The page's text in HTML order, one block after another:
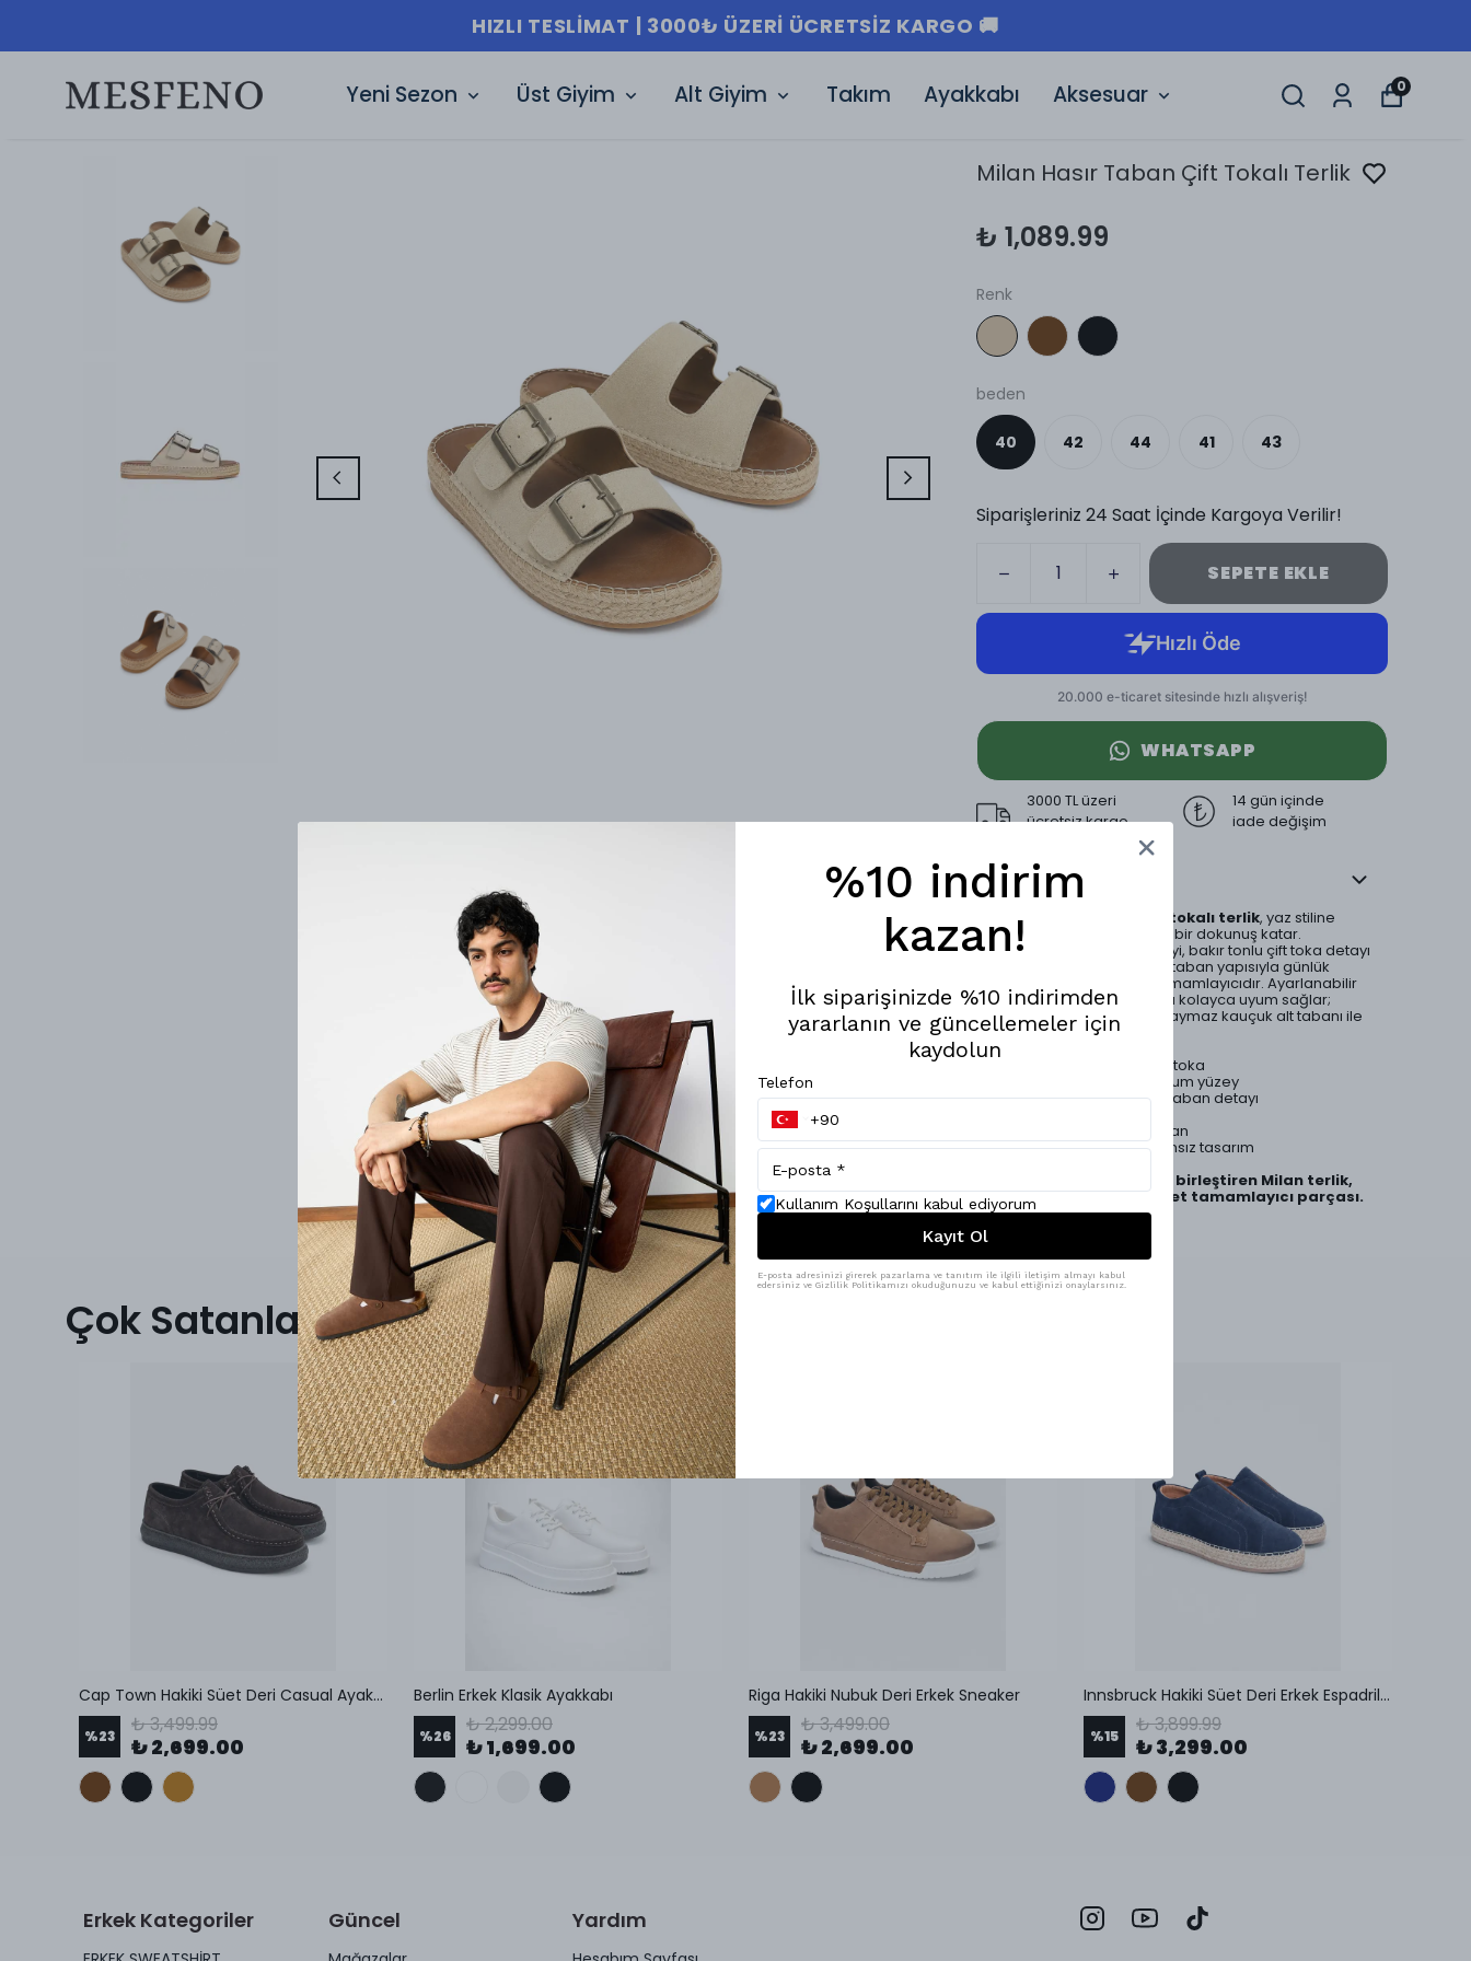
HIZLI TESLIMAT | 3000₺ ÜZERI ÜCRETSIZ KARGO 🚚
Yeni Sezon Üst Giyim Alt Giyim Takım Ayakkabı Aksesuar 0
Milan Hasır Taban Çift Tokalı Terlik
₺ 1,089.99
Renk
beden
40 42 44 41 43
Siparişleriniz 24 Saat İçinde Kargoya Verilir!
SEPETE EKLE
WHATSAPP
3000 TL üzeri
ücretsiz kargo
14 gün içinde
iade değişim
Ürün Açıklaması
Milan hasır taban çift tokalı terlik, yaz stiline
doğal, rahat ve premium bir dokunuş katar.
Yumuşak dokulu üst yüzeyi, bakır tonlu çift toka detayı
ve örgü hasır görünümlü taban yapısıyla günlük
kombinlerde güçlü bir tamamlayıcıdır. Ayarlanabilir
tokaları sayesinde ayağa kolayca uyum sağlar;
ergonomik iç tabanı ve kaymaz kauçuk alt tabanı ile
gün boyu konfor sunar.
✔ Çift ayarlanabilir metal toka
✔ Yumuşak dokulu premium yüzey
✔ Örgü hasır görünümlü taban detayı
✔ Kaymaz kauçuk alt taban
✔ Günlük, yazlık ve zamansız tasarım
Rahatlığı doğal şıklıkla birleştiren Milan terlik,
yaz kombinlerinin en net tamamlayıcı parçası.
Çok Satanlar
Cap Town Hakiki Süet Deri Casual Ayakkabı
%23 ₺ 3,499.99
₺ 2,699.00
Berlin Erkek Klasik Ayakkabı
%26 ₺ 2,299.00
₺ 1,699.00
Riga Hakiki Nubuk Deri Erkek Sneaker
%23 ₺ 3,499.00
₺ 2,699.00
Innsbruck Hakiki Süet Deri Erkek Espadril Sneaker
%15 ₺ 3,899.99
₺ 3,299.00
Erkek Kategoriler Güncel Yardım
%10 indirim
kazan!
İlk siparişinizde %10 indirimden
yararlanın ve güncellemeler için
kaydolun
Telefon
Kullanım Koşullarını kabul ediyorum
Kayıt Ol
E-posta adresinizi girerek pazarlama ve tanıtım ile ilgili iletişim almayı kabul
edersiniz ve Gizlilik Politikamızı okuduğunuzu ve kabul ettiğinizi onaylarsınız.